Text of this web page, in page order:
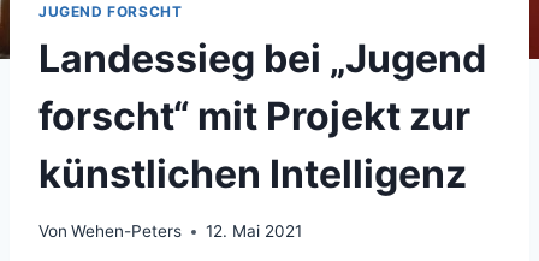
JUGEND FORSCHT
Landessieg bei „Jugend
forscht“ mit Projekt zur
künstlichen Intelligenz
Von Wehen-Peters 12. Mai 2021